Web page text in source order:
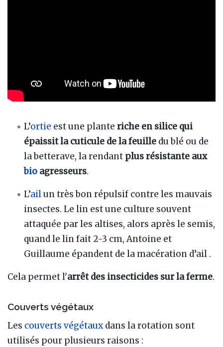
L’ortie est une planteriche en silice qui
épaissit la cuticule de la feuille du blé ou de
la betterave, la rendant plus résistante aux
bio agresseurs.
L’ailun très bon répulsif contre les mauvais
insectes. Le lin est une culture souvent
attaquée par les altises, alors après le semis,
quand le lin fait 2-3 cm, Antoine et
Guillaume épandent de la macération d’ail .
Cela permet l'arrêt des insecticides sur la ferme.
Couverts végétaux
Les couverts végétaux dans la rotation sont
utilisés pour plusieurs raisons :